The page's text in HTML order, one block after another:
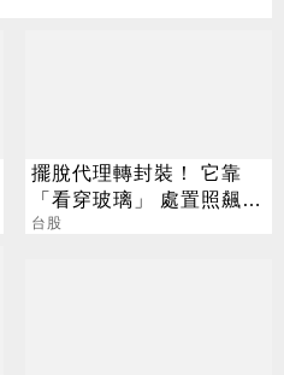
擺脫代理轉封裝！ 它靠
「看穿玻璃」 處置照飆2
漲停
台股